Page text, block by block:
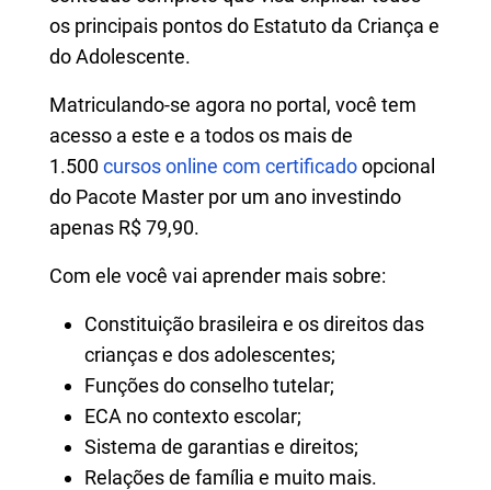
os principais pontos do Estatuto da Criança e
do Adolescente.
Matriculando-se agora no portal, você tem
acesso a este e a todos os mais de
1.500cursos online com certificadoopcional
do Pacote Master por um ano investindo
apenas R$ 79,90.
Com ele você vai aprender mais sobre:
Constituição brasileira e os direitos das
crianças e dos adolescentes;
Funções do conselho tutelar;
ECA no contexto escolar;
Sistema de garantias e direitos;
Relações de família e muito mais.